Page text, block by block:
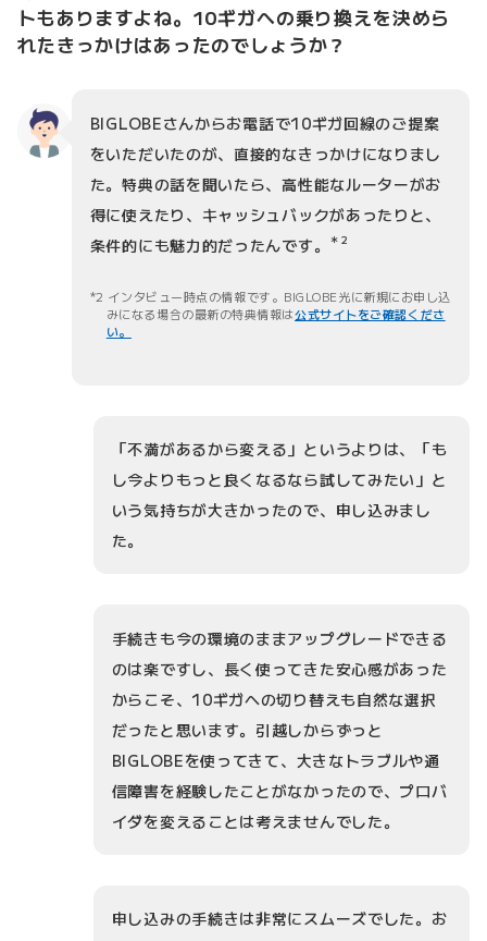
トもありますよね。10ギガへの乗り換えを決めら
れたきっかけはあったのでしょうか？
BIGLOBEさんからお電話で10ギガ回線のご提案
をいただいたのが、直接的なきっかけになりまし
た。特典の話を聞いたら、高性能なルーターがお
得に使えたり、キャッシュバックがあったりと、
条件的にも魅力的だったんです。
＊2
2 インタビュー時点の情報です。BIGLOBE光に新規にお申し込
みになる場合の最新の特典情報は公式サイトをご確認くださ
い。
「不満があるから変える」というよりは、「も
し今よりもっと良くなるなら試してみたい」と
いう気持ちが大きかったので、申し込みまし
た。
手続きも今の環境のままアップグレードできる
のは楽ですし、長く使ってきた安心感があった
からこそ、10ギガへの切り替えも自然な選択
だったと思います。引越しからずっと
BIGLOBEを使ってきて、大きなトラブルや通
信障害を経験したことがなかったので、プロバ
イダを変えることは考えませんでした。
申し込みの手続きは非常にスムーズでした。お